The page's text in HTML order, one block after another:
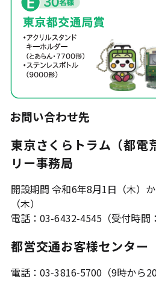
お問い合わせ先
東京さくらトラム（都電
リー事務局
開設期間 令和6年8月1日（木）
（木）
電話：03-6432-4545（受付時間
都営交通お客様センター
電話：03-3816-5700（9時から